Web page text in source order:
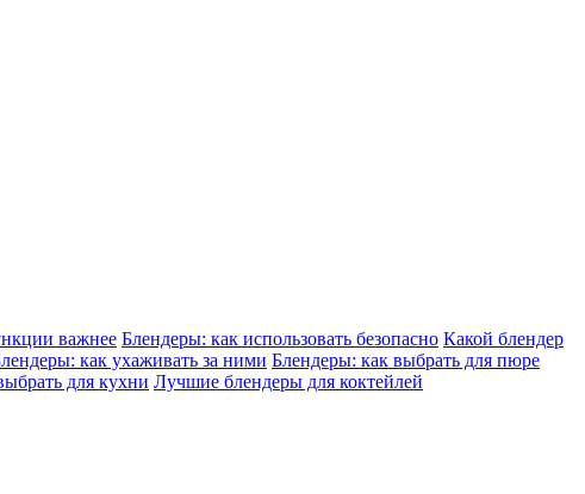
важнее Блендеры: как использовать безопасно Какой блендер
как ухаживать за ними Блендеры: как выбрать для пюре
для кухни Лучшие блендеры для коктейлей